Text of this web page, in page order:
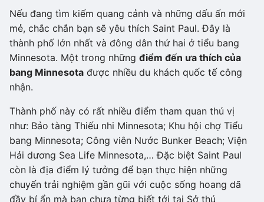
Nếu đang tìm kiếm quang cảnh và những dấu ấn mới
mẻ, chắc chắn bạn sẽ yêu thích Saint Paul. Đây là
thành phố lớn nhất và đông dân thứ hai ở tiểu bang
Minnesota. Một trong những điểm đến ưa thích của
bang Minnesota được nhiều du khách quốc tế công
nhận.
Thành phố này có rất nhiều điểm tham quan thú vị
như: Bảo tàng Thiếu nhi Minnesota; Khu hội chợ Tiểu
bang Minnesota; Công viên Nước Bunker Beach; Viện
Hải dương Sea Life Minnesota,… Đặc biệt Saint Paul
còn là địa điểm lý tưởng để bạn thực hiện những
chuyến trải nghiệm gần gũi với cuộc sống hoang dã
đầy bí ẩn mà bạn chưa từng biết tới tại Sở thú